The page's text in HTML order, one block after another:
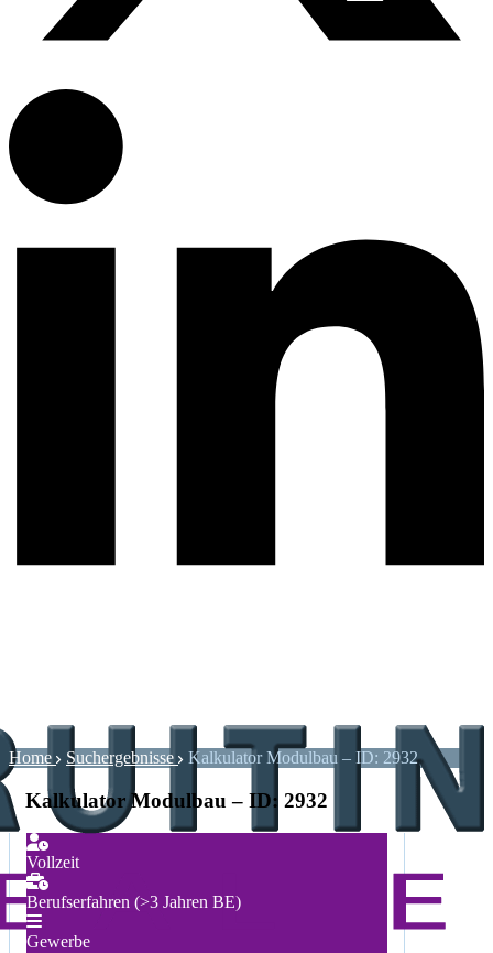
Home Suchergebnisse Kalkulator Modulbau – ID: 2932
Kalkulator Modulbau – ID: 2932
Vollzeit
Berufserfahren (>3 Jahren BE)
Gewerbe